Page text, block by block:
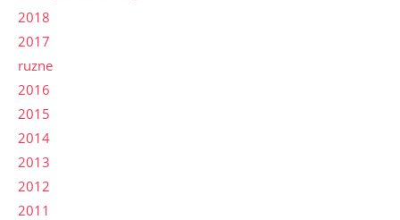
2018
2017
ruzne
2016
2015
2014
2013
2012
2011